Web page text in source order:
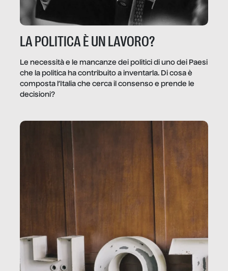
LA POLITICA È UN LAVORO?
Le necessità e le mancanze dei politici di uno dei Paesi
che la politica ha contribuito a inventarla. Di cosa è
composta l’Italia che cerca il consenso e prende le
decisioni?